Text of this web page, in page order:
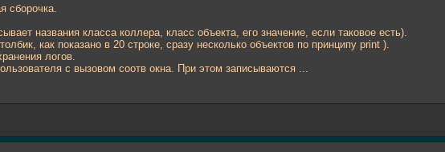
сборочка.
названия класса коллера, класс объекта, его значение, если таковое есть).
как показано в 20 строке, сразу несколько объектов по принципу print ).
логов.
с вызовом соотв окна. При этом записываются ...